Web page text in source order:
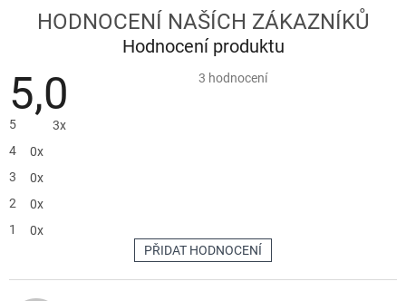
Hodnocení produktu
5,0
Průměrné
3 hodnocení
5
3x
4
0x
3
0x
2
0x
1
0x
PŘIDAT HODNOCENÍ